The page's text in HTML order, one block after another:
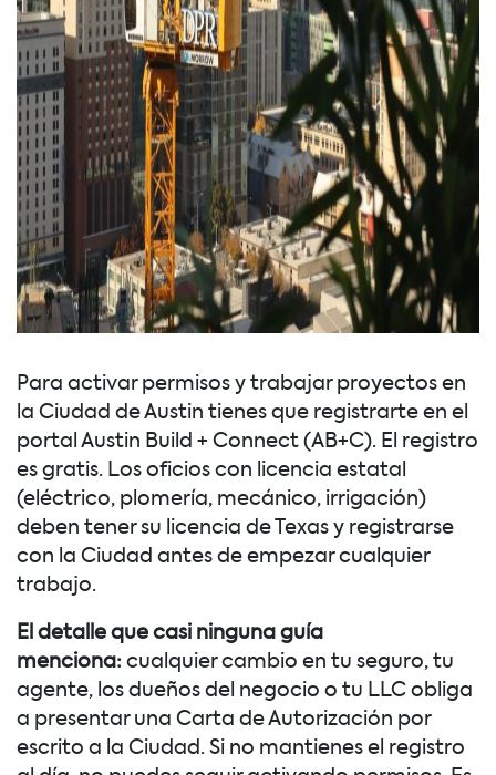
Para activar permisos y trabajar proyectos en
la Ciudad de Austin tienes que registrarte en el
portal Austin Build + Connect (AB+C). El registro
es gratis. Los oficios con licencia estatal
(eléctrico, plomería, mecánico, irrigación)
deben tener su licencia de Texas y registrarse
con la Ciudad antes de empezar cualquier
trabajo.
El detalle que casi ninguna guía
menciona: cualquier cambio en tu seguro, tu
agente, los dueños del negocio o tu LLC obliga
a presentar una Carta de Autorización por
escrito a la Ciudad. Si no mantienes el registro